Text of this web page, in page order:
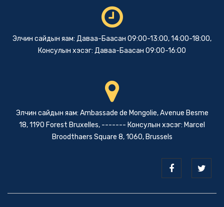
Элчин сайдын яам: Даваа-Баасан 09:00-13:00, 14:00-18:00,
Консулын хэсэг: Даваа-Баасан 09:00-16:00
Элчин сайдын яам: Ambassade de Mongolie, Avenue Besme
18, 1190 Forest Bruxelles, ------- Консулын хэсэг: Marcel
Broodthaers Square 8, 1060, Brussels